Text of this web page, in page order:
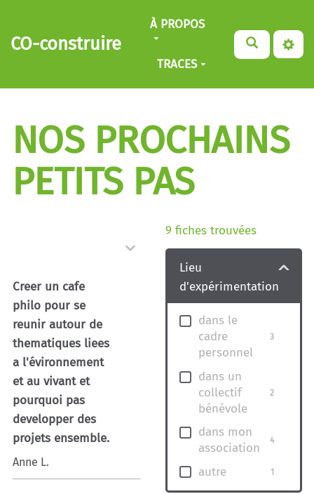
Aller au contenu principal
CO-construire
À PROPOS
TRACES
NOS PROCHAINS
PETITS PAS
9 fiches trouvées
Lieu
d'expérimentation
dans le
cadre
personnel
3
dans un
collectif
bénévole
2
dans mon
association
4
autre 1
Creer un cafe
philo pour se
reunir autour de
thematiques liees
a l'évironnement
et au vivant et
pourquoi pas
developper des
projets ensemble.
Anne L.